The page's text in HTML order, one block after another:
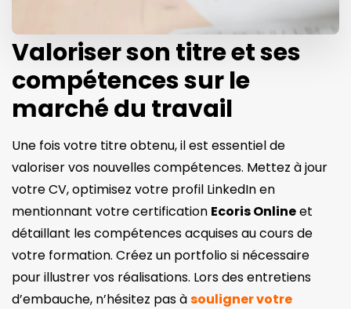
Valoriser son titre et ses
compétences sur le
marché du travail
Une fois votre titre obtenu, il est essentiel de
valoriser vos nouvelles compétences. Mettez à jour
votre CV, optimisez votre profil LinkedIn en
mentionnant votre certification Ecoris Onlineet
détaillant les compétences acquises au cours de
votre formation. Créez un portfolio si nécessaire
pour illustrer vos réalisations. Lors des entretiens
d’embauche, n’hésitez pas àsouligner votre